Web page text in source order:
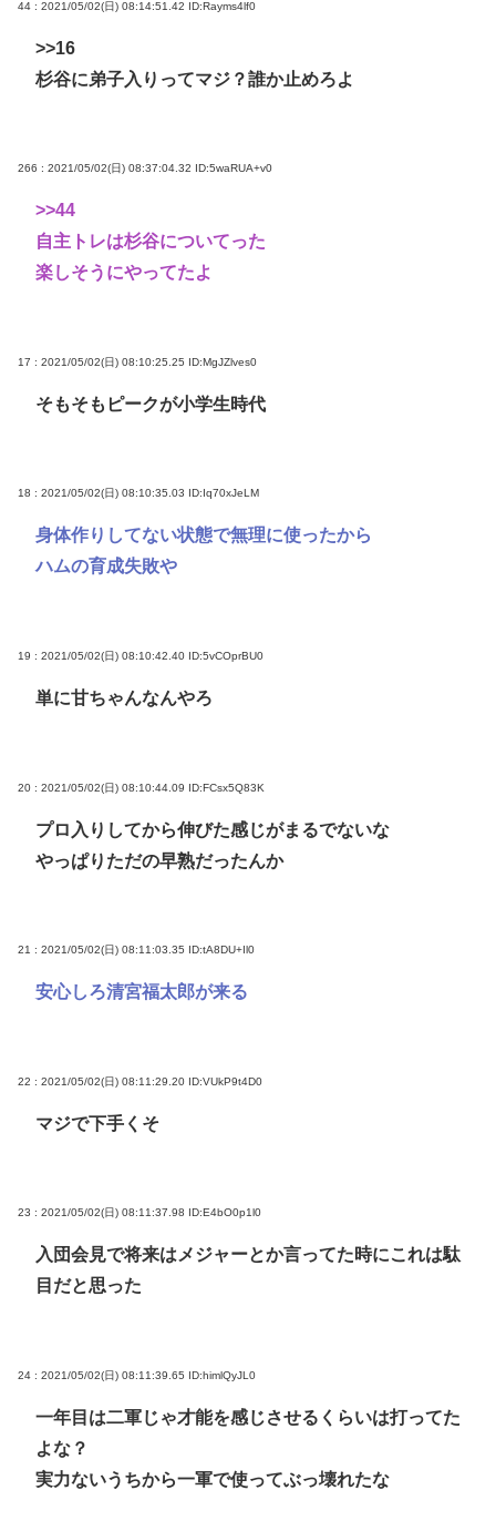
44 : 2021/05/02(日) 08:14:51.42 ID:Rayms4lf0
>>16
杉谷に弟子入りってマジ？誰か止めろよ
266 : 2021/05/02(日) 08:37:04.32 ID:5waRUA+v0
>>44
自主トレは杉谷についてった
楽しそうにやってたよ
17 : 2021/05/02(日) 08:10:25.25 ID:MgJZlves0
そもそもピークが小学生時代
18 : 2021/05/02(日) 08:10:35.03 ID:Iq70xJeLM
身体作りしてない状態で無理に使ったから
ハムの育成失敗や
19 : 2021/05/02(日) 08:10:42.40 ID:5vCOprBU0
単に甘ちゃんなんやろ
20 : 2021/05/02(日) 08:10:44.09 ID:FCsx5Q83K
プロ入りしてから伸びた感じがまるでないな
やっぱりただの早熟だったんか
21 : 2021/05/02(日) 08:11:03.35 ID:tA8DU+Il0
安心しろ清宮福太郎が来る
22 : 2021/05/02(日) 08:11:29.20 ID:VUkP9t4D0
マジで下手くそ
23 : 2021/05/02(日) 08:11:37.98 ID:E4bO0p1l0
入団会見で将来はメジャーとか言ってた時にこれは駄
目だと思った
24 : 2021/05/02(日) 08:11:39.65 ID:himlQyJL0
一年目は二軍じゃ才能を感じさせるくらいは打ってた
よな？
実力ないうちから一軍で使ってぶっ壊れたな